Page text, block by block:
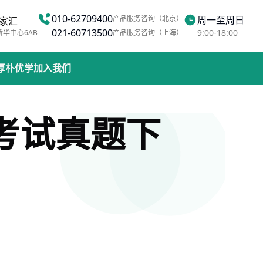
汇
华中心6AB
010-62709400产品服务咨询（北京）
021-60713500产品服务咨询（上海）
周一至周日
9:00-18:00
朴优学加入我们
试真题下